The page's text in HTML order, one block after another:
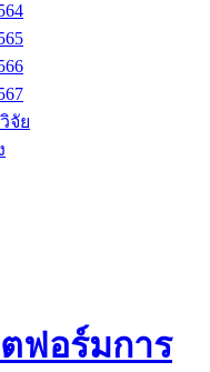
จัย
ฟอร์มการ